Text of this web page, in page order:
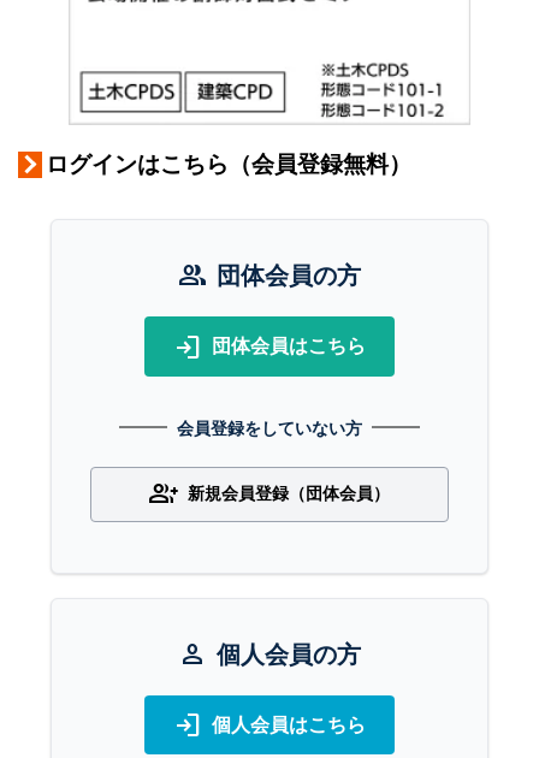
ログインはこちら（会員登録無料）
group 団体会員の方
login 団体会員はこちら
会員登録をしていない方
group_add 新規会員登録（団体会員）
person 個人会員の方
login 個人会員はこちら